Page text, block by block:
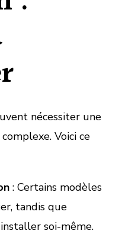
nécessiter une
Voici ce
: Certains modèles
tandis que
soi-même.